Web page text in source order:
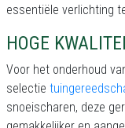
essentiële verlichting
HOGE
Voor het onderhoud
selectie
snoeischaren, deze